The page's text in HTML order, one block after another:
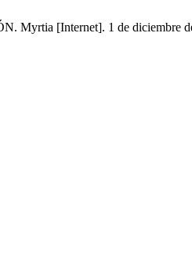
[Internet]. 1 de diciembre de